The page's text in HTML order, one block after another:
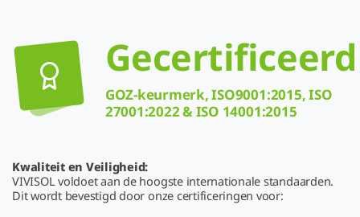
Gecertificeerd
GOZ-keurmerk, ISO9001:2015, ISO
27001:2022 & ISO 14001:2015
Kwaliteit en Veiligheid:
VIVISOL voldoet aan de hoogste internationale standaarden.
Dit wordt bevestigd door onze certificeringen voor: